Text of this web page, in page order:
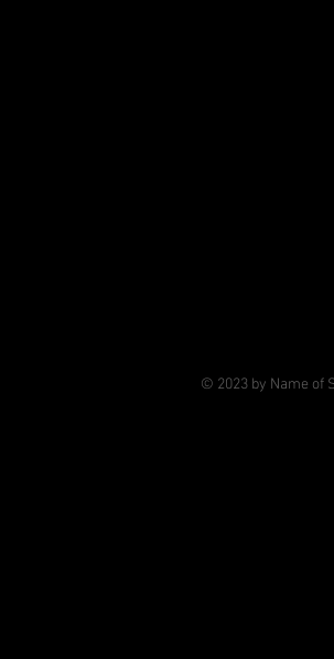
© 2023 by Name of